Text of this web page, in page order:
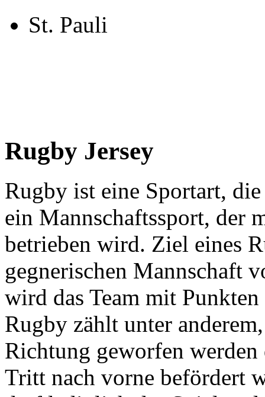
St. Pauli
Rugby Jersey
Rugby ist eine Sportart,
ein Mannschaftssport, der
betrieben wird. Ziel eines
gegnerischen Mannschaft
wird das Team mit
Rugby zählt unter
Richtung geworfen
Tritt nach vorne befördert